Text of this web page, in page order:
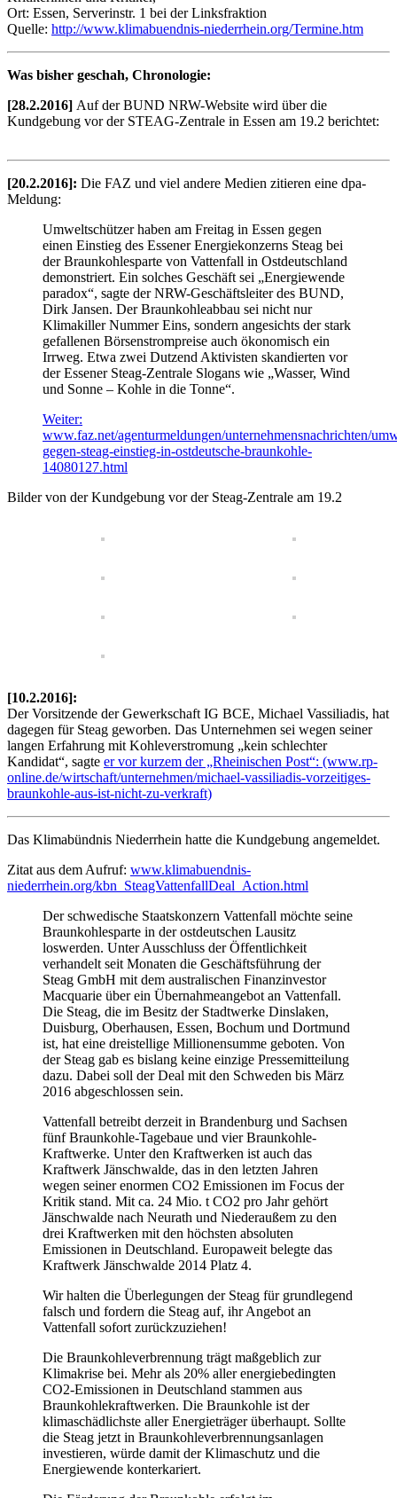
Ort: Essen, Serverinstr. 1 bei der Linksfraktion
Quelle: http://www.klimabuendnis-niederrhein.org/Termine.htm
Was bisher geschah, Chronologie:
[28.2.2016] Auf der BUND NRW-Website wird über die
Kundgebung vor der STEAG-Zentrale in Essen am 19.2 berichtet:
[20.2.2016]: Die FAZ und viel andere Medien zitieren eine dpa-
Meldung:
Umweltschützer haben am Freitag in Essen gegen
einen Einstieg des Essener Energiekonzerns Steag bei
der Braunkohlesparte von Vattenfall in Ostdeutschland
demonstriert. Ein solches Geschäft sei „Energiewende
paradox“, sagte der NRW-Geschäftsleiter des BUND,
Dirk Jansen. Der Braunkohleabbau sei nicht nur
Klimakiller Nummer Eins, sondern angesichts der stark
gefallenen Börsenstrompreise auch ökonomisch ein
Irrweg. Etwa zwei Dutzend Aktivisten skandierten vor
der Essener Steag-Zentrale Slogans wie „Wasser, Wind
und Sonne – Kohle in die Tonne“.
Weiter:
www.faz.net/agenturmeldungen/unternehmensnachrichten/
gegen-steag-einstieg-in-ostdeutsche-braunkohle-
14080127.html
Bilder von der Kundgebung vor der Steag-Zentrale am 19.2
[10.2.2016]:
Der Vorsitzende der Gewerkschaft IG BCE, Michael Vassiliadis, hat
dagegen für Steag geworben. Das Unternehmen sei wegen seiner
langen Erfahrung mit Kohleverstromung „kein schlechter
Kandidat“, sagte er vor kurzem der „Rheinischen Post“: (www.rp-
online.de/wirtschaft/unternehmen/michael-vassiliadis-vorzeitiges-
braunkohle-aus-ist-nicht-zu-verkraft)
Das Klimabündnis Niederrhein hatte die Kundgebung angemeldet.
Zitat aus dem Aufruf: www.klimabuendnis-
niederrhein.org/kbn_SteagVattenfallDeal_Action.html
Der schwedische Staatskonzern Vattenfall möchte seine
Braunkohlesparte in der ostdeutschen Lausitz
loswerden. Unter Ausschluss der Öffentlichkeit
verhandelt seit Monaten die Geschäftsführung der
Steag GmbH mit dem australischen Finanzinvestor
Macquarie über ein Übernahmeangebot an Vattenfall.
Die Steag, die im Besitz der Stadtwerke Dinslaken,
Duisburg, Oberhausen, Essen, Bochum und Dortmund
ist, hat eine dreistellige Millionensumme geboten. Von
der Steag gab es bislang keine einzige Pressemitteilung
dazu. Dabei soll der Deal mit den Schweden bis März
2016 abgeschlossen sein.
Vattenfall betreibt derzeit in Brandenburg und Sachsen
fünf Braunkohle-Tagebaue und vier Braunkohle-
Kraftwerke. Unter den Kraftwerken ist auch das
Kraftwerk Jänschwalde, das in den letzten Jahren
wegen seiner enormen CO2 Emissionen im Focus der
Kritik stand. Mit ca. 24 Mio. t CO2 pro Jahr gehört
Jänschwalde nach Neurath und Niederaußem zu den
drei Kraftwerken mit den höchsten absoluten
Emissionen in Deutschland. Europaweit belegte das
Kraftwerk Jänschwalde 2014 Platz 4.
Wir halten die Überlegungen der Steag für grundlegend
falsch und fordern die Steag auf, ihr Angebot an
Vattenfall sofort zurückzuziehen!
Die Braunkohleverbrennung trägt maßgeblich zur
Klimakrise bei. Mehr als 20% aller energiebedingten
CO2-Emissionen in Deutschland stammen aus
Braunkohlekraftwerken. Die Braunkohle ist der
klimaschädlichste aller Energieträger überhaupt. Sollte
die Steag jetzt in Braunkohleverbrennungsanlagen
investieren, würde damit der Klimaschutz und die
Energiewende konterkariert.